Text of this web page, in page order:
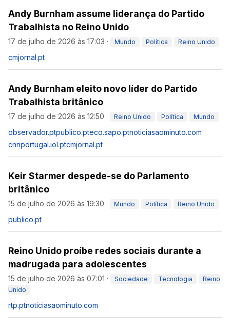
Andy Burnham assume liderança do Partido
Trabalhista no Reino Unido
17 de julho de 2026 às 17:03 · Mundo Política Reino Unido
cmjornal.pt
Andy Burnham eleito novo líder do Partido
Trabalhista britânico
17 de julho de 2026 às 12:50 · Reino Unido Política Mundo
observador.ptpublico.pteco.sapo.ptnoticiasaominuto.com
cnnportugal.iol.ptcmjornal.pt
Keir Starmer despede-se do Parlamento
britânico
15 de julho de 2026 às 19:30 · Mundo Política Reino Unido
publico.pt
Reino Unido proíbe redes sociais durante a
madrugada para adolescentes
15 de julho de 2026 às 07:01 · Sociedade Tecnologia
Reino
Unido
rtp.ptnoticiasaominuto.com